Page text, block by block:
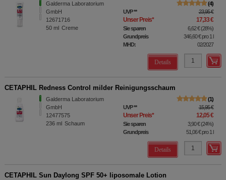
Galderma Laboratorium
GmbH
12671716
50 ml Creme
4
UVP** 23,95 €
Unser Preis* 17,33 €
Sie sparen 6,62 €(28%)
Grundpreis
346,60 €pro 1 l
MHD:
02/2027
Details
CETAPHIL Redness Control milder Reinigungsschaum
Galderma Laboratorium
GmbH
12477575
236 ml Schaum
1
UVP** 15,95 €
Unser Preis* 12,05 €
Sie sparen 3,90 €(24%)
Grundpreis
51,06 €pro 1 l
Details
CETAPHIL Sun Daylong SPF 50+ liposomale Lotion